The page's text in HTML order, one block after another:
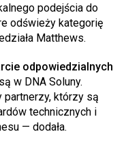
podejścia do
odświeży kategorię
Matthews.
odpowiedzialnych
w DNA Soluny.
partnerzy, którzy są
technicznych i
— dodała.